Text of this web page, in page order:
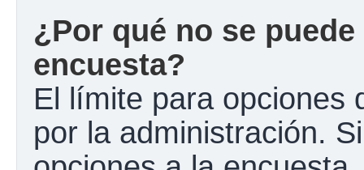
¿Por qué no se
encuesta?
El límite para opciones
por la administración.